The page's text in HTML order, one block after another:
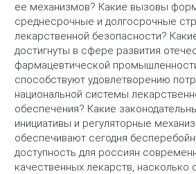
ее механизмов? Какие вызовы
среднесрочные и долгосрочные
лекарственной безопасности?
достигнуты в сфере развития
фармацевтической
способствуют удовлетворению
национальной системы
обеспечения? Какие
инициативы и регуляторные
обеспечивают сегодня
доступность для россиян
качественных лекарств, насколько